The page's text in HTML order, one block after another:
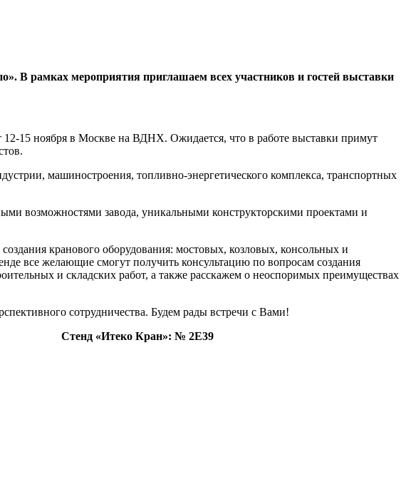
В рамках мероприятия приглашаем всех участников и гостей выставки
15 ноября в Москве на ВДНХ. Ожидается, что в работе выставки примут
машиностроения, топливно-энергетического комплекса, транспортных
возможностями завода, уникальными конструкторскими проектами и
кранового оборудования: мостовых, козловых, консольных и
все желающие смогут получить консультацию по вопросам создания
и складских работ, а также расскажем о неоспоримых преимуществах
сотрудничества. Будем рады встречи с Вами!
Стенд «Итеко Кран»: № 2E39